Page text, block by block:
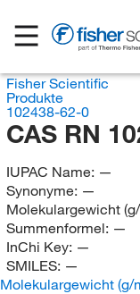
Fisher Scientific
Produkte
102438-62-0
CAS RN
IUPAC Name: —
Synonyme: —
Molekulargewicht
Summenformel: —
InChi Key: —
SMILES: —
Molekulargewicht (g/